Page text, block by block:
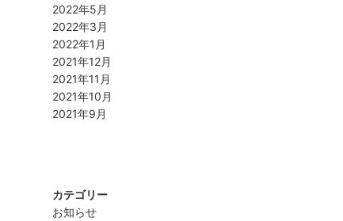
2022年5月
2022年3月
2022年1月
2021年12月
2021年11月
2021年10月
2021年9月
カテゴリー
お知らせ